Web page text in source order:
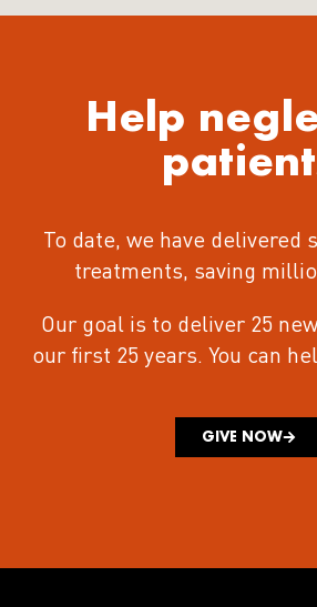
Help
To date, we have delivered
treatments, saving
Our goal is to deliver 25
our first 25 years. You can
GIVE NOW